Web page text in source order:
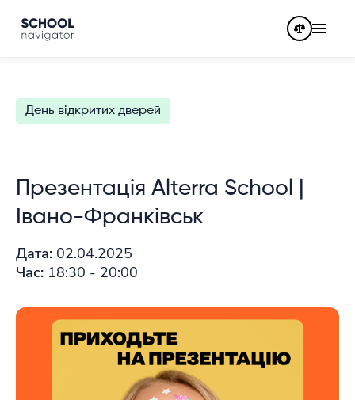
День відкритих дверей
Презентація Alterra School |
Івано-Франківськ
Дата: 02.04.2025
Час: 18:30 - 20:00